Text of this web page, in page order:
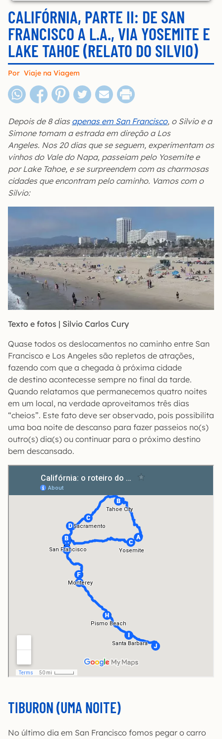
CALIFÓRNIA, PARTE II: DE SAN
FRANCISCO A L.A., VIA YOSEMITE E
LAKE TAHOE (RELATO DO SILVIO)
Por Viaje na Viagem
Depois de 8 dias apenas em San Francisco, o Silvio e a
Simone tomam a estrada em direção a Los
Angeles. Nos 20 dias que se seguem, experimentam os
vinhos do Vale do Napa, passeiam pelo Yosemite e
por Lake Tahoe, e se surpreendem com as charmosas
cidades que encontram pelo caminho. Vamos com o
Silvio:
Texto e fotos | Silvio Carlos Cury
Quase todos os deslocamentos no caminho entre San
Francisco e Los Angeles são repletos de atrações,
fazendo com que a chegada à próxima cidade
de destino acontecesse sempre no final da tarde.
Quando relatamos que permanecemos quatro noites
em um local, na verdade aproveitamos três dias
“cheios”. Este fato deve ser observado, pois possibilita
uma boa noite de descanso para fazer passeios no(s)
outro(s) dia(s) ou continuar para o próximo destino
bem descansado.
TIBURON (UMA NOITE)
No último dia em San Francisco fomos pegar o carro